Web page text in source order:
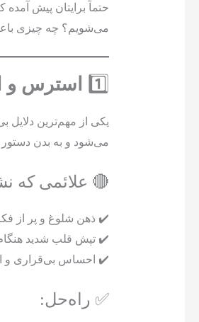
حتماً برایتان پیش
می‌شویم؟ چه چیزی
1️⃣ استرس
یکی از مهم‌ترین دلایل
می‌شود و به بدن
🔴 علائمی که
✔️ ذهن شلوغ و پر از
✔️ تپش قلب شدید
✔️ احساس بی‌قراری و
✅ راه‌حل: